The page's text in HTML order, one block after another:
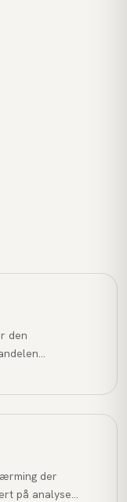
den
der
på analyse